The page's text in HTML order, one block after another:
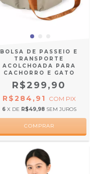
BOLSA DE PASSEIO E
TRANSPORTE
ACOLCHOADA PARA
CACHORRO E GATO
R$299,90
R$284,91 COM PIX
6 X DE R$49,98 SEM JUROS